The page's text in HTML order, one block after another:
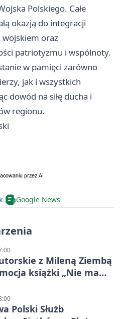
Polskiego. Całe
okazją do integracji
wojskiem oraz
patriotyzmu i wspólnoty.
w pamięci zarówno
jak i wszystkich
dowód na siłę ducha i
regionu.
Google News
z Mileną Ziembą
książki „Nie mam
Polski Służb